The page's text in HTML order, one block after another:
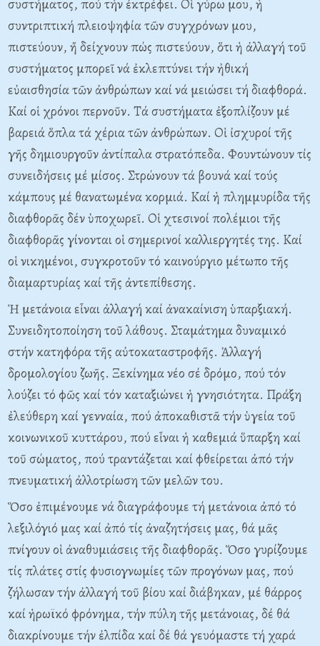
συστήματος, πού τήν ἐκτρέφει. Οἱ γύρω μου, ἡ
συντριπτική πλειοψηφία τῶν συγχρόνων μου,
πιστεύουν, ἤ δείχνουν πώς πιστεύουν, ὅτι ἡ ἀλλαγή τοῦ
συστήματος μπορεῖ νά ἐκλεπτύνει τήν ἠθική
εὐαισθησία τῶν ἀνθρώπων καί νά μειώσει τή διαφθορά.
Καί οἱ χρόνοι περνοῦν. Τά συστήματα ἐξοπλίζουν μέ
βαρειά ὅπλα τά χέρια τῶν ἀνθρώπων. Οἱ ἰσχυροί τῆς
γῆς δημιουργοῦν ἀντίπαλα στρατόπεδα. Φουντώνουν τίς
συνειδήσεις μέ μίσος. Στρώνουν τά βουνά καί τούς
κάμπους μέ θανατωμένα κορμιά. Καί ἡ πλημμυρίδα τῆς
διαφθορᾶς δέν ὑποχωρεῖ. Οἱ χτεσινοί πολέμιοι τῆς
διαφθορᾶς γίνονται οἱ σημερινοί καλλιεργητές της. Καί
οἱ νικημένοι, συγκροτοῦν τό καινούργιο μέτωπο τῆς
διαμαρτυρίας καί τῆς ἀντεπίθεσης.
Ἡ μετάνοια εἶναι ἀλλαγή καί ἀνακαίνιση ὑπαρξιακή.
Συνειδητοποίηση τοῦ λάθους. Σταμάτημα δυναμικό
στήν κατηφόρα τῆς αὐτοκαταστροφῆς. Ἀλλαγή
δρομολογίου ζωῆς. Ξεκίνημα νέο σέ δρόμο, πού τόν
λούζει τό φῶς καί τόν καταξιώνει ἡ γνησιότητα. Πράξη
ἐλεύθερη καί γενναία, πού ἀποκαθιστᾶ τήν ὑγεία τοῦ
κοινωνικοῦ κυττάρου, πού εἶναι ἡ καθεμιά ὕπαρξη καί
τοῦ σώματος, πού τραντάζεται καί φθείρεται ἀπό τήν
πνευματική ἀλλοτρίωση τῶν μελῶν του.
Ὅσο ἐπιμένουμε νά διαγράφουμε τή μετάνοια ἀπό τό
λεξιλόγιό μας καί ἀπό τίς ἀναζητήσεις μας, θά μᾶς
πνίγουν οἱ ἀναθυμιάσεις τῆς διαφθορᾶς. Ὅσο γυρίζουμε
τίς πλάτες στίς φυσιογνωμίες τῶν προγόνων μας, πού
ζήλωσαν τήν ἀλλαγή τοῦ βίου καί διάβηκαν, μέ θάρρος
καί ἡρωϊκό φρόνημα, τήν πύλη τῆς μετάνοιας, δέ θά
διακρίνουμε τήν ἐλπίδα καί δέ θά γευόμαστε τή χαρά